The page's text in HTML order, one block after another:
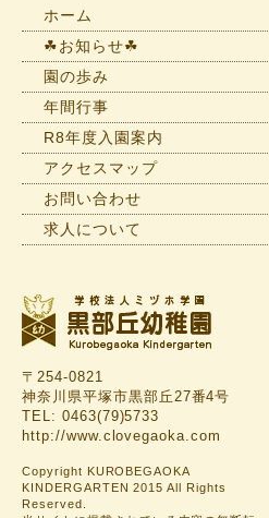
ホーム
☘お知らせ☘
園の歩み
年間行事
R8年度入園案内
アクセスマップ
お問い合わせ
求人について
〒254-0821
神奈川県平塚市黒部丘27番4号
TEL: 0463(79)5733
http://www.clovegaoka.com
Copyright KUROBEGAOKA
KINDERGARTEN 2015 All Rights
Reserved.